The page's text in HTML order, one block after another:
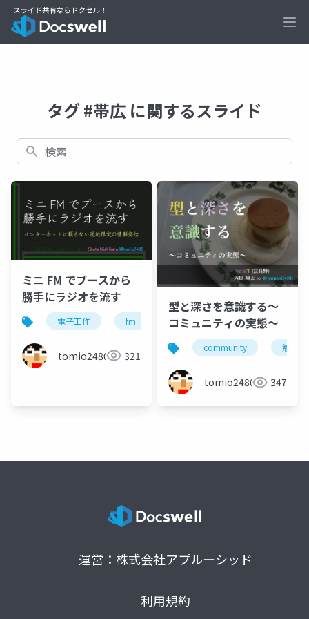
タグ #帯広 に関するスライド
検索
ミニ FM でブースから
勝手にラジオを流す
電子工作 fm 帯広 北海道
tomio2480 321
型と深さを意識する〜
コミュニティの実態〜
community 勉強会
tomio2480 347
運営：株式会社アプルーシッド
利用規約